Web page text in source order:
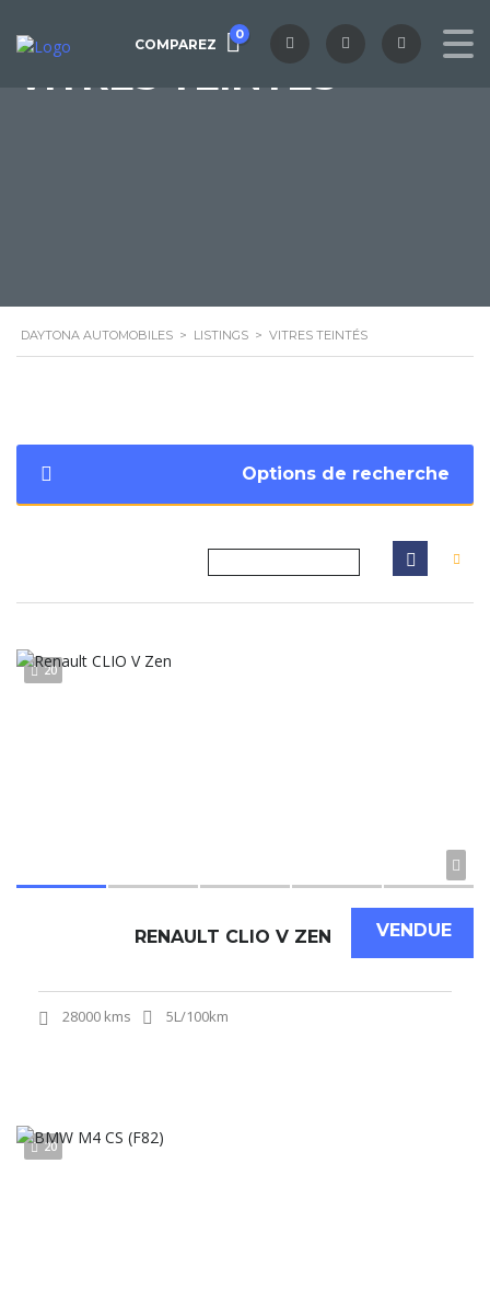
COMPAREZ
0
VITRES TEINTÉS
DAYTONA AUTOMOBILES > LISTINGS > VITRES TEINTÉS
Options de recherche
20
VENDUE
RENAULT CLIO V ZEN
28000 kms 5L/100km
20